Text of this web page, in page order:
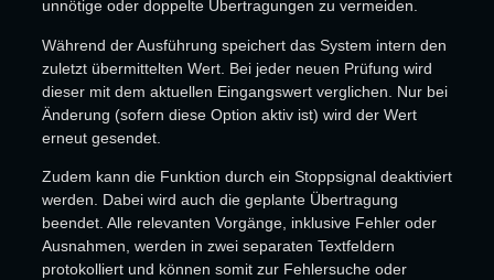
unnötige oder doppelte Übertragungen zu vermeiden.
Während der Ausführung speichert das System intern den
zuletzt übermittelten Wert. Bei jeder neuen Prüfung wird
dieser mit dem aktuellen Eingangswert verglichen. Nur bei
Änderung (sofern diese Option aktiv ist) wird der Wert
erneut gesendet.
Zudem kann die Funktion durch ein Stoppsignal deaktiviert
werden. Dabei wird auch die geplante Übertragung
beendet. Alle relevanten Vorgänge, inklusive Fehler oder
Ausnahmen, werden in zwei separaten Textfeldern
protokolliert und können somit zur Fehlersuche oder